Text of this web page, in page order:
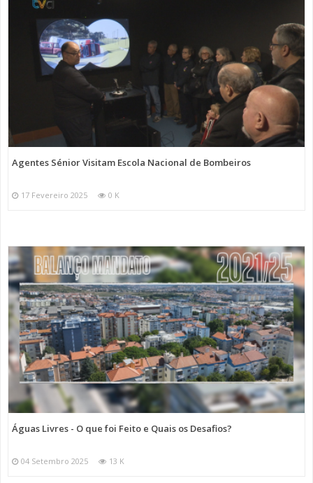
Agentes Sénior Visitam Escola Nacional de Bombeiros
17 Fevereiro 2025 0 K
Águas Livres - O que foi Feito e Quais os Desafios?
04 Setembro 2025 13 K